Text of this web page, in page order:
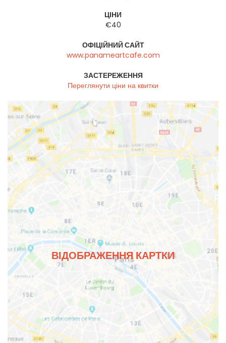
ЦІНИ
€40
ОФІЦІЙНИЙ САЙТ
www.panameartcafe.com
ЗАСТЕРЕЖЕННЯ
Переглянути ціни на квитки
ВІДОБРАЖЕННЯ КАРТКИ